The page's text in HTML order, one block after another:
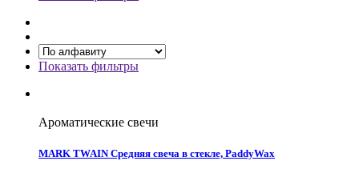
Показать фильтры
Ароматические свечи
MARK TWAIN Средняя свеча в стекле, PaddyWax